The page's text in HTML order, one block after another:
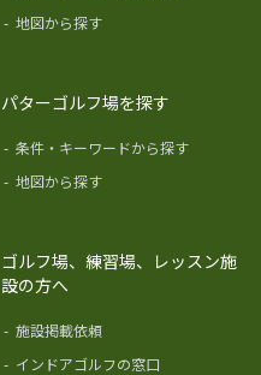
- 地図から探す
パターゴルフ場を探す
- 条件・キーワードから探す
- 地図から探す
ゴルフ場、練習場、レッスン施
設の方へ
- 施設掲載依頼
- インドアゴルフの窓口